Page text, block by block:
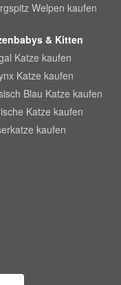
Welpen kaufen
& Kitten
Katze kaufen
Katze kaufen
Blau Katze kaufen
Katze kaufen
kaufen